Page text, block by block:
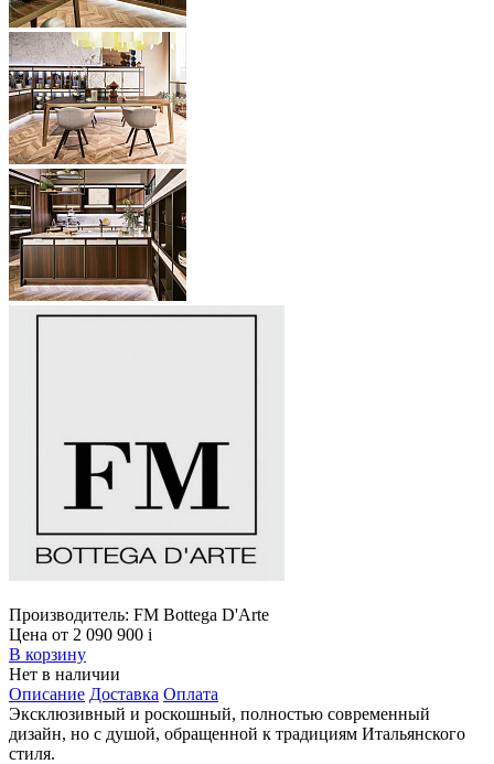
Производитель: FM Bottega D'Arte
Цена от 2 090 900 i
В корзину
Нет в наличии
Описание Доставка Оплата
Эксклюзивный и роскошный, полностью современный
дизайн, но с душой, обращенной к традициям Итальянского
стиля.